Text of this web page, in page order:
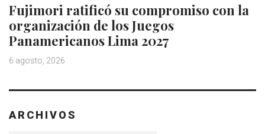
Fujimori ratificó su compromiso con la
organización de los Juegos
Panamericanos Lima 2027
6 agosto, 2026
ARCHIVOS